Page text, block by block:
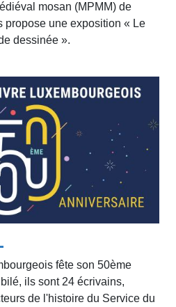
mosan (MPMM) de
propose une exposition « Le
dessinée ».
fête son 50ème
ils sont 24 écrivains,
de l'histoire du Service du